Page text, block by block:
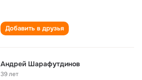
Добавить в друзья
Андрей Шарафутдинов
39 лет